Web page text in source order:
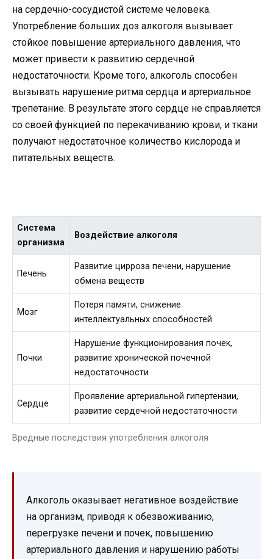
на сердечно-сосудистой системе человека.
Употребление больших доз алкоголя вызывает
стойкое повышение артериального давления, что
может привести к развитию сердечной
недостаточности. Кроме того, алкоголь способен
вызывать нарушение ритма сердца и артериальное
трепетание. В результате этого сердце не справляется
со своей функцией по перекачиванию крови, и ткани
получают недостаточное количество кислорода и
питательных веществ.
Вредные последствия употребления алкоголя
Система
организма
Воздействие алкоголя
Печень
Развитие цирроза печени, нарушение
обмена веществ
Мозг
Потеря памяти, снижение
интеллектуальных способностей
Почки
Нарушение функционирования почек,
развитие хронической почечной
недостаточности
Сердце
Проявление артериальной гипертензии,
развитие сердечной недостаточности
Алкоголь оказывает негативное воздействие
на организм, приводя к обезвоживанию,
перегрузке печени и почек, повышению
артериального давления и нарушению работы